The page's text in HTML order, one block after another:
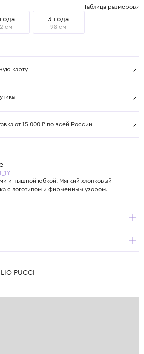
Таблица размеров
см
3 года
98 см
карту
от 15 000 ₽ по всей России
и пышной юбкой. Мягкий хлопковый
с логотипом и фирменным узором.